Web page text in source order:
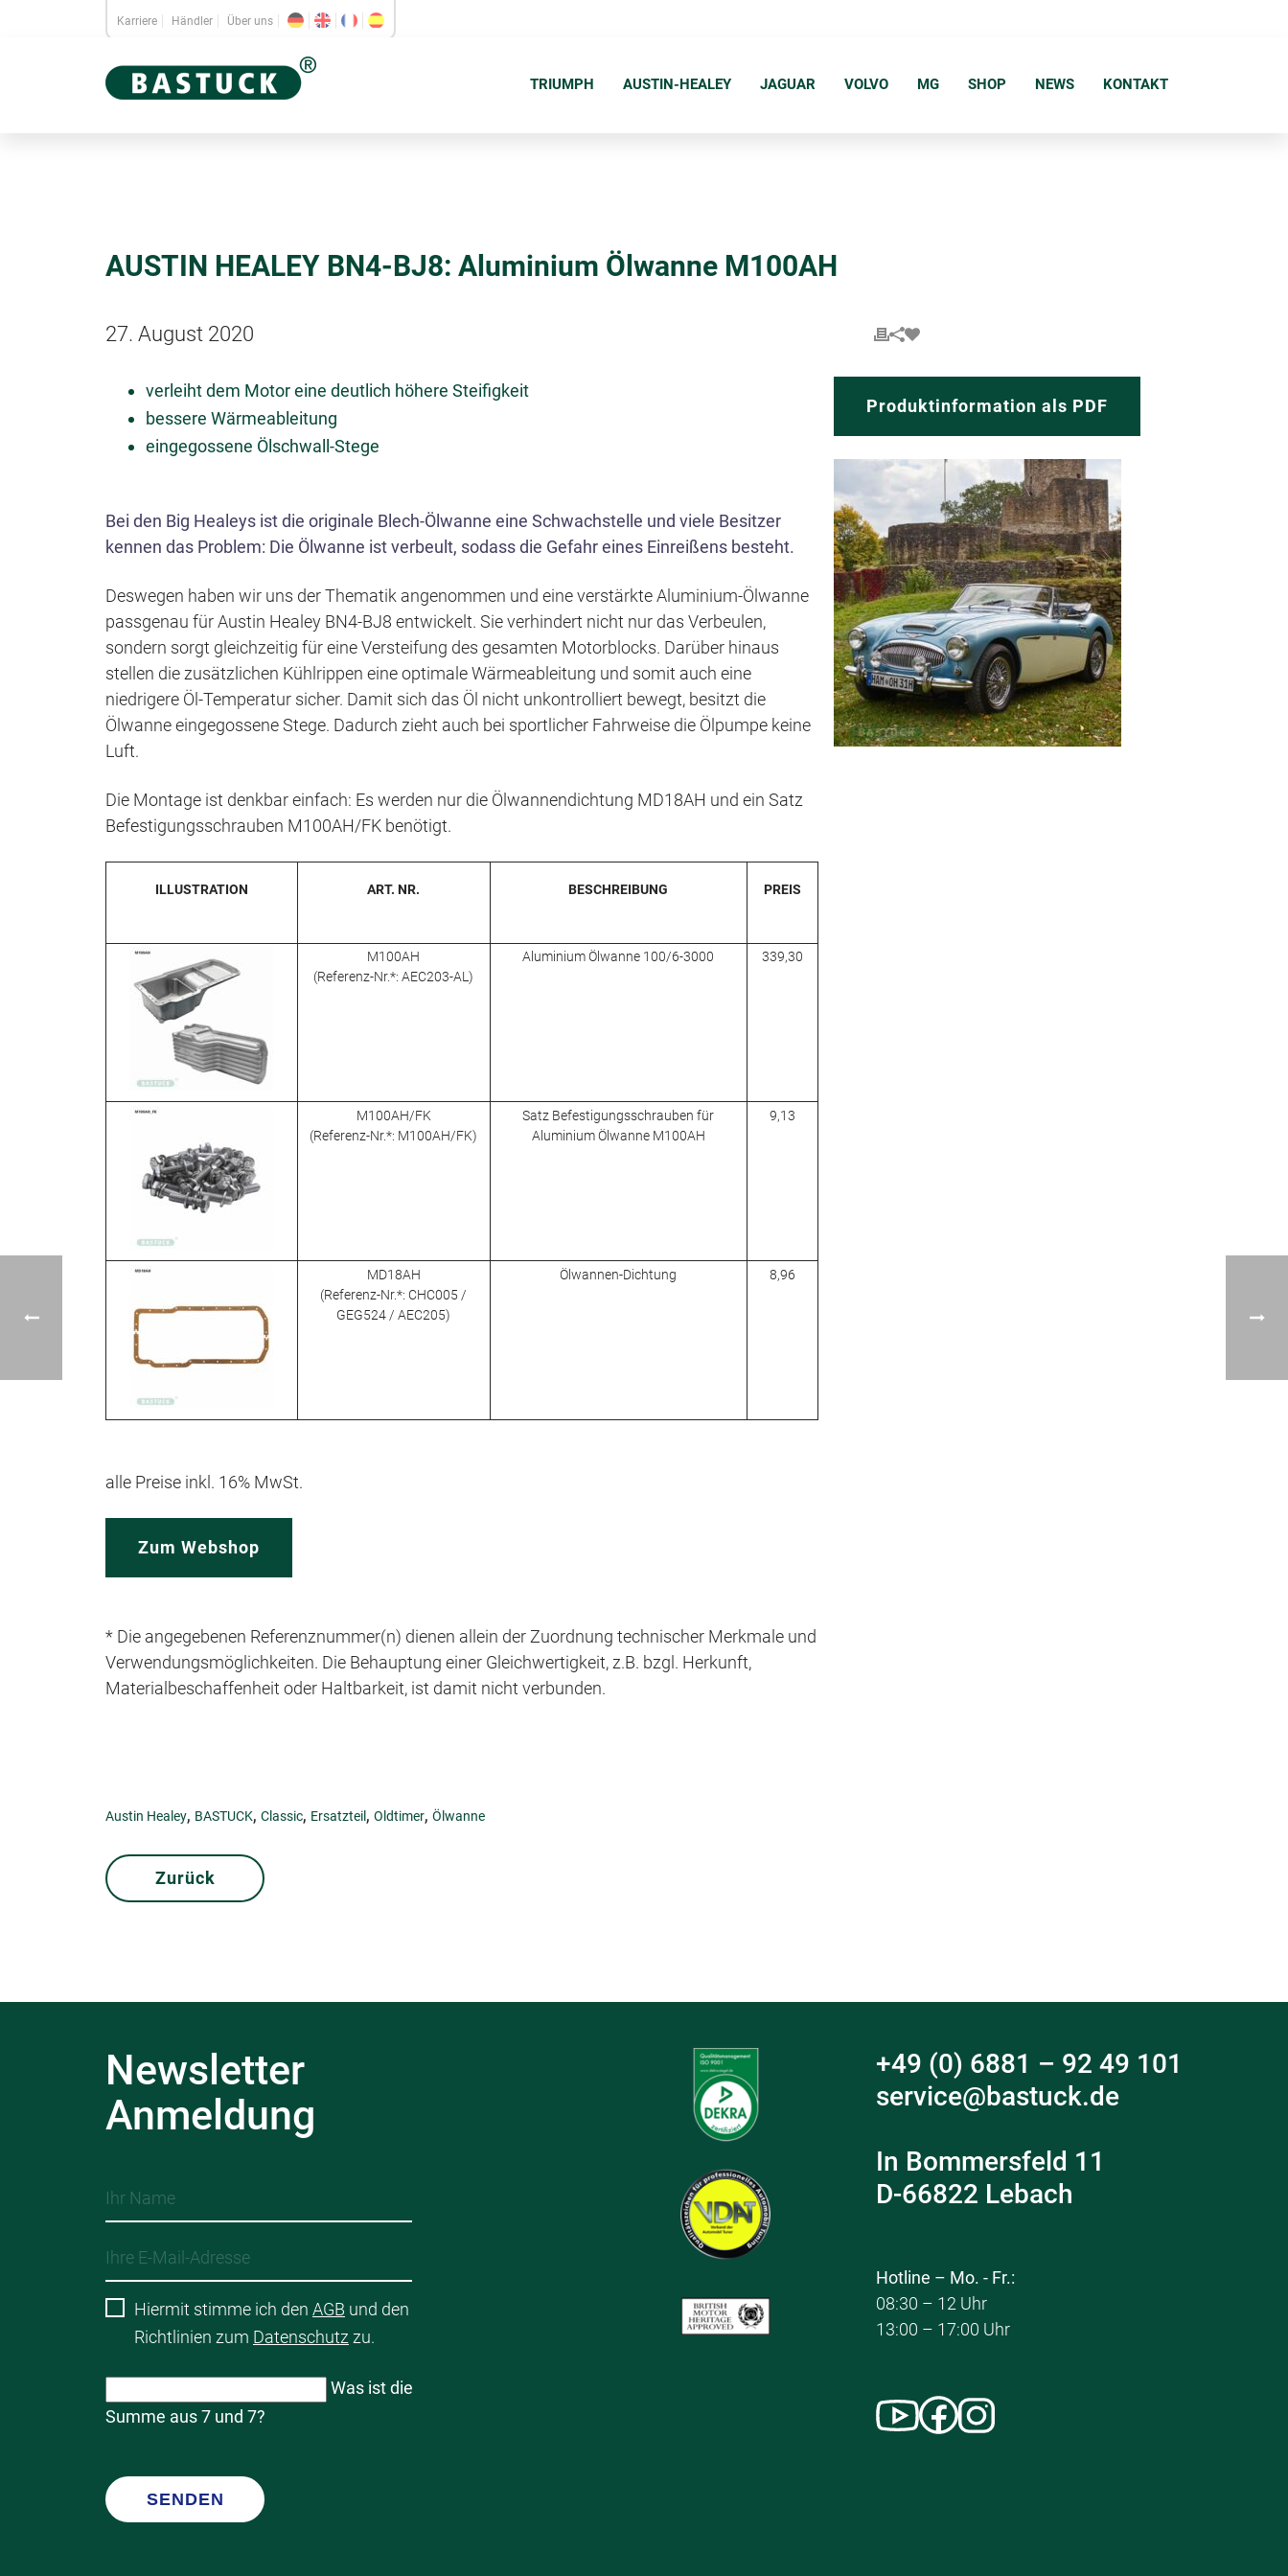
Karriere Händler Über uns
o
e
i
n
e
n
TRIUMPH AUSTIN-HEALEY JAGUAR VOLVO MG SHOP NEWS KONTAKT
AUSTIN HEALEY BN4-BJ8: Aluminium Ölwanne M100AH
27. August 2020
verleiht dem Motor eine deutlich höhere Steifigkeit
bessere Wärmeableitung
eingegossene Ölschwall-Stege
Bei den Big Healeys ist die originale Blech-Ölwanne eine Schwachstelle und viele Besitzer
kennen das Problem: Die Ölwanne ist verbeult, sodass die Gefahr eines Einreißens besteht.
Deswegen haben wir uns der Thematik angenommen und eine verstärkte Aluminium-Ölwanne
passgenau für Austin Healey BN4-BJ8 entwickelt. Sie verhindert nicht nur das Verbeulen,
sondern sorgt gleichzeitig für eine Versteifung des gesamten Motorblocks. Darüber hinaus
stellen die zusätzlichen Kühlrippen eine optimale Wärmeableitung und somit auch eine
niedrigere Öl-Temperatur sicher. Damit sich das Öl nicht unkontrolliert bewegt, besitzt die
Ölwanne eingegossene Stege. Dadurch zieht auch bei sportlicher Fahrweise die Ölpumpe keine
Luft.
Die Montage ist denkbar einfach: Es werden nur die Ölwannendichtung MD18AH und ein Satz
Befestigungsschrauben M100AH/FK benötigt.
ILLUSTRATION ART. NR.
M100AH
(Referenz-Nr.*: AEC203-AL)
BESCHREIBUNG
Aluminium Ölwanne 100/6-3000
PREIS
339,30
M100AH/FK
(Referenz-Nr.*: M100AH/FK)
Satz Befestigungsschrauben für
Aluminium Ölwanne M100AH
9,13
MD18AH
(Referenz-Nr.*: CHC005 /
GEG524 / AEC205)
Ölwannen-Dichtung 8,96
alle Preise inkl. 16% MwSt.
Zum Webshop
* Die angegebenen Referenznummer(n) dienen allein der Zuordnung technischer Merkmale und
Verwendungsmöglichkeiten. Die Behauptung einer Gleichwertigkeit, z.B. bzgl. Herkunft,
Materialbeschaffenheit oder Haltbarkeit, ist damit nicht verbunden.
Produktinformation als PDF
Austin Healey, BASTUCK, Classic, Ersatzteil , Oldtimer, Ölwanne
Zurück
Newsletter
Anmeldung
Hiermit stimme ich den AGB und den
Richtlinien zum Datenschutz zu.
Was ist die
Summe aus 7 und 7?
SENDEN
+49 (0) 6881 – 92 49 101
service@bastuck.de
In Bommersfeld 11
D-66822 Lebach
Hotline – Mo. - Fr.:
08:30 – 12 Uhr
13:00 – 17:00 Uhr